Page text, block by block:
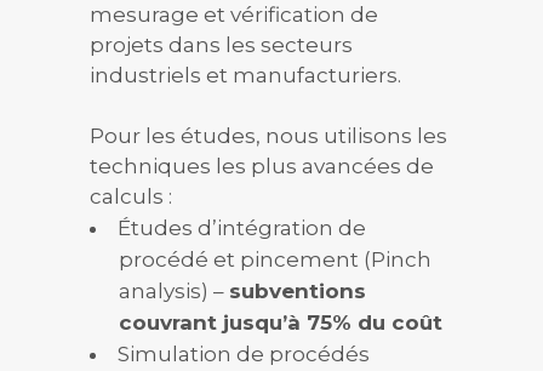
mesurage et vérification de
projets dans les secteurs
industriels et manufacturiers.
Pour les études, nous utilisons les
techniques les plus avancées de
calculs :
Études d’intégration de
procédé et pincement (Pinch
analysis) – subventions
couvrant jusqu’à 75% du coût
Simulation de procédés